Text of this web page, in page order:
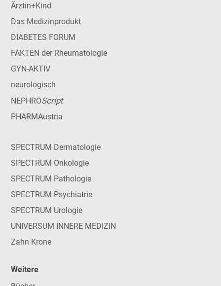
Ärztin+Kind
Das Medizinprodukt
DIABETES FORUM
FAKTEN der Rheumatologie
GYN-AKTIV
neurologisch
NEPHROScript
PHARMAustria
SPECTRUM Dermatologie
SPECTRUM Onkologie
SPECTRUM Pathologie
SPECTRUM Psychiatrie
SPECTRUM Urologie
UNIVERSUM INNERE MEDIZIN
Zahn Krone
Weitere